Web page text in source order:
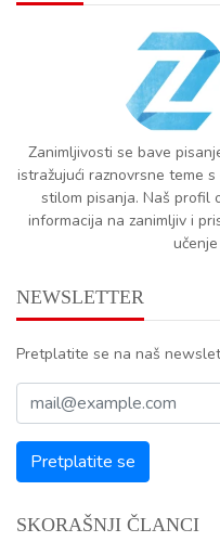
Zanimljivosti se bave
istražujući raznovrsne teme
stilom pisanja. Naš profil
informacija na zanimljiv i
NEWSLETTER
Pretplatite se na naš
SKORAŠNJI ČLANCI